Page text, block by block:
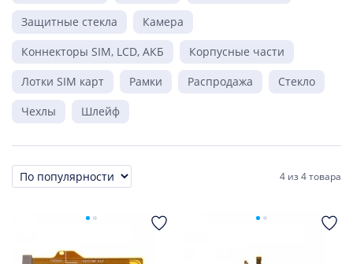
Защитные стекла
Камера
Коннекторы SIM, LCD, АКБ
Корпусные части
Лотки SIM карт
Рамки Распродажа
Стекло
Чехлы
Шлейф
Сортировка 4 из4 товара